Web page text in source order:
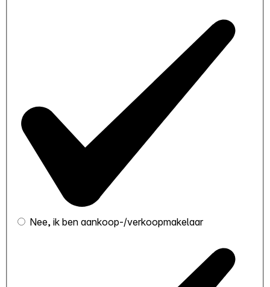
Nee, ik ben aankoop-/verkoopmakelaar